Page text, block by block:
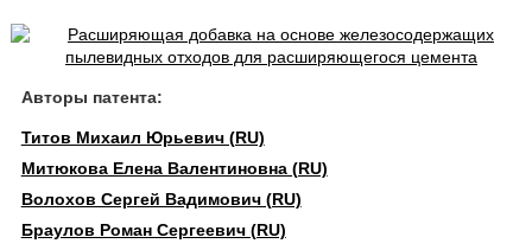
Авторы патента:
Титов Михаил Юрьевич (RU)
Митюкова Елена Валентиновна (RU)
Волохов Сергей Вадимович (RU)
Браулов Роман Сергеевич (RU)